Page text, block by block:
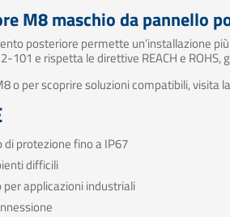
M8 maschio da pannello
posteriore permette un’installazione
101 e rispetta le direttive REACH e
o per scoprire soluzioni compatibili, visita
protezione fino a IP67
difficili
applicazioni industriali